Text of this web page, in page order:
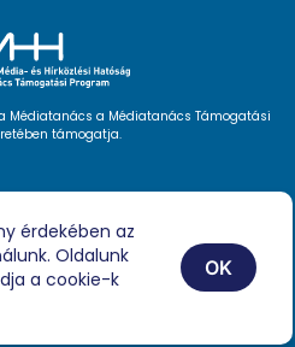
Médiatanács a Médiatanács Támogatási
támogatja.
érdekében az
Oldalunk
a cookie-k
OK